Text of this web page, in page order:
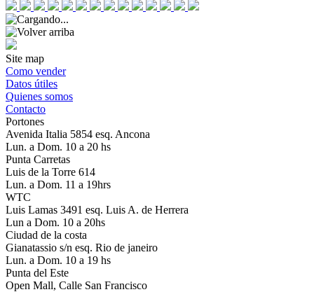
Site map
Como vender
Datos útiles
Quienes somos
Contacto
Portones
Avenida Italia 5854 esq. Ancona
Lun. a Dom. 10 a 20 hs
Punta Carretas
Luis de la Torre 614
Lun. a Dom. 11 a 19hrs
WTC
Luis Lamas 3491 esq. Luis A. de Herrera
Lun a Dom. 10 a 20hs
Ciudad de la costa
Gianatassio s/n esq. Rio de janeiro
Lun. a Dom. 10 a 19 hs
Punta del Este
Open Mall, Calle San Francisco